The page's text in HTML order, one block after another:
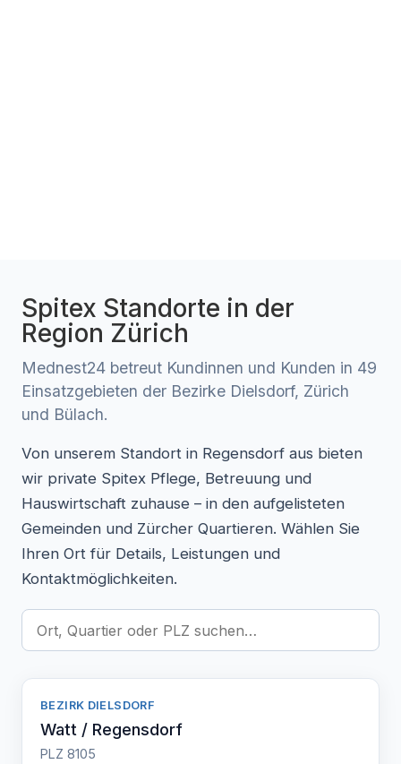
Spitex Standorte in der
Region Zürich
Mednest24 betreut Kundinnen und Kunden in 49
Einsatzgebieten der Bezirke Dielsdorf, Zürich
und Bülach.
Von unserem Standort in Regensdorf aus bieten
wir private Spitex Pflege, Betreuung und
Hauswirtschaft zuhause – in den aufgelisteten
Gemeinden und Zürcher Quartieren. Wählen Sie
Ihren Ort für Details, Leistungen und
Kontaktmöglichkeiten.
BEZIRK DIELSDORF
Watt / Regensdorf
PLZ 8105